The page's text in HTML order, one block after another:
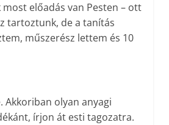
előadás van Pesten – ott
tartoztunk, de a tanítás
műszerész lettem és 10
Akkoriban olyan anyagi
írjon át esti tagozatra.